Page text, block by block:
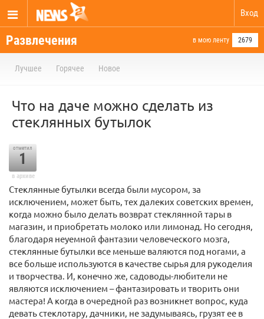
Вход
Развлечения в мою ленту 2679
Лучшее Горячее Новое
Что на даче можно сделать из
стеклянных бутылок
отметил
1
в архиве
Стеклянные бутылки всегда были мусором, за
исключением, может быть, тех далеких советских времен,
когда можно было делать возврат стеклянной тары в
магазин, и приобретать молоко или лимонад. Но сегодня,
благодаря неуемной фантазии человеческого мозга,
стеклянные бутылки все меньше валяются под ногами, а
все больше используются в качестве сырья для рукоделия
и творчества. И, конечно же, садоводы-любители не
являются исключением – фантазировать и творить они
мастера! А когда в очередной раз возникнет вопрос, куда
девать стеклотару, дачники, не задумываясь, грузят ее в